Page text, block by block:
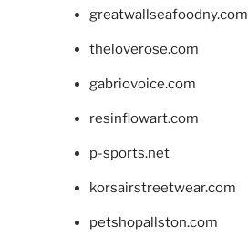
greatwallseafoodny.com
theloverose.com
gabriovoice.com
resinflowart.com
p-sports.net
korsairstreetwear.com
petshopallston.com